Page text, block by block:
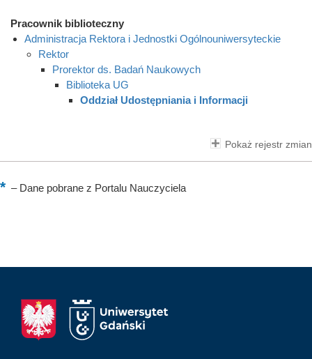
Pracownik biblioteczny
Administracja Rektora i Jednostki Ogólnouniwersyteckie
Rektor
Prorektor ds. Badań Naukowych
Biblioteka UG
Oddział Udostępniania i Informacji
Pokaż rejestr zmian
–Dane pobrane z Portalu Nauczyciela